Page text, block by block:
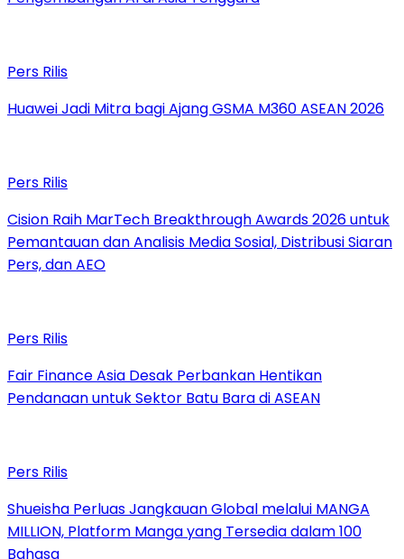
Pers Rilis
Huawei Jadi Mitra bagi Ajang GSMA M360 ASEAN 2026
Pers Rilis
Cision Raih MarTech Breakthrough Awards 2026 untuk
Pemantauan dan Analisis Media Sosial, Distribusi Siaran
Pers, dan AEO
Pers Rilis
Fair Finance Asia Desak Perbankan Hentikan
Pendanaan untuk Sektor Batu Bara di ASEAN
Pers Rilis
Shueisha Perluas Jangkauan Global melalui MANGA
MILLION, Platform Manga yang Tersedia dalam 100
Bahasa